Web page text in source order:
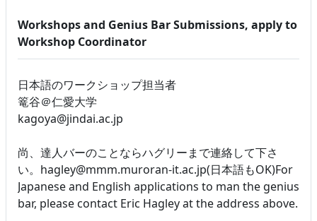
Workshops and Genius Bar Submissions, apply to
Workshop Coordinator
日本語のワークショップ担当者
篭谷＠仁愛大学
kagoya@jindai.ac.jp
尚、達人バーのことならハグリーまで連絡して下さ
い。hagley@mmm.muroran-it.ac.jp(日本語もOK)For
Japanese and English applications to man the genius
bar, please contact Eric Hagley at the address above.